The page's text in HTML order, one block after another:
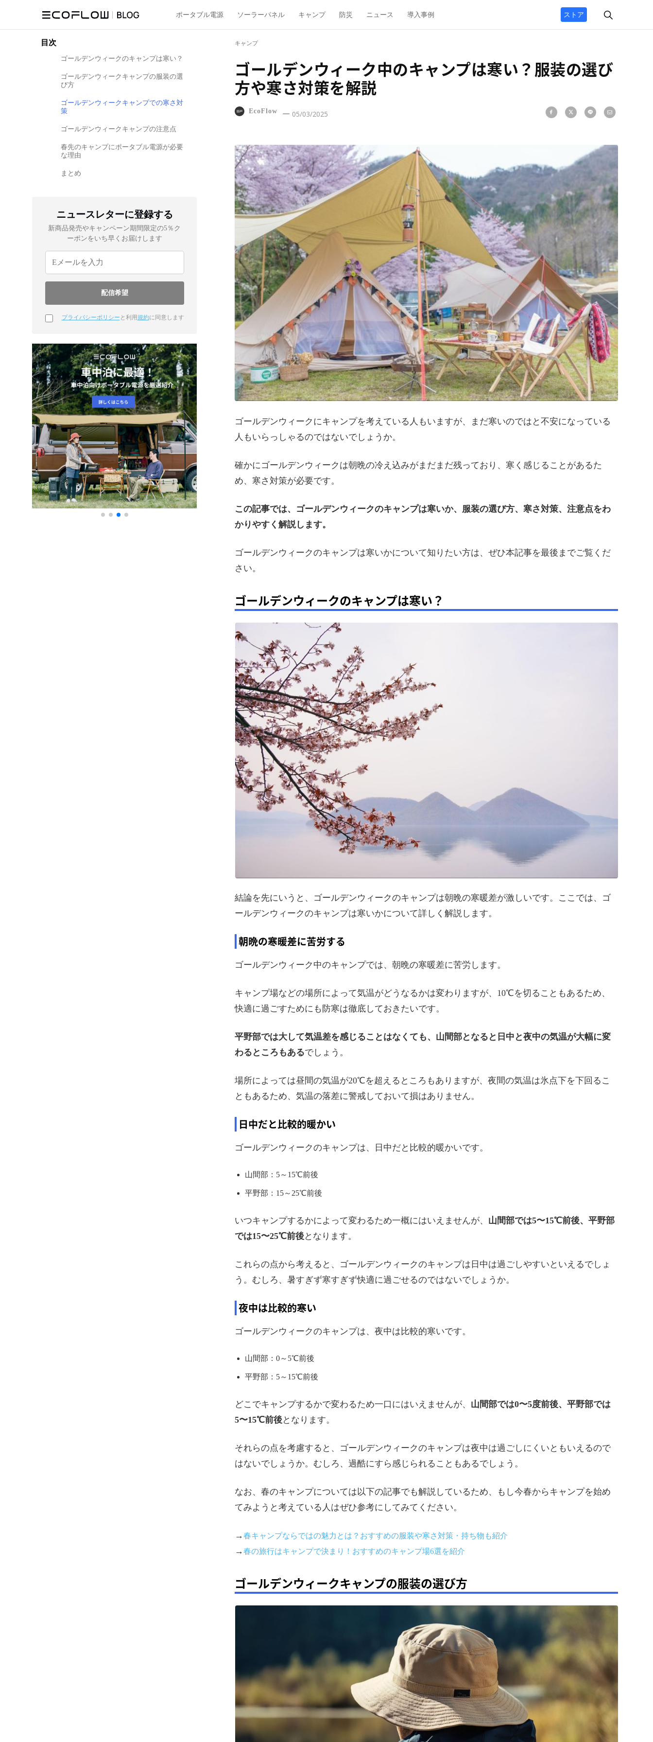
ポータブル電源 ソーラーパネル キャンプ 防災 ニュース 導入事例 ストア
目次
ゴールデンウィークのキャンプは寒い？
ゴールデンウィークキャンプの服装の選
び方
ゴールデンウィークキャンプでの寒さ対
策
ゴールデンウィークキャンプの注意点
春先のキャンプにポータブル電源が必要
な理由
まとめ
ニュースレターに登録する
新商品発売やキャンペーン期間限定の5％ク
ーポンをいち早くお届けします
プライバシーポリシー と利用規約に同意します
キャンプ
ゴールデンウィーク中のキャンプは寒い？服装の選び
方や寒さ対策を解説
EcoFlow 05/03/2025
ゴールデンウィークにキャンプを考えている人もいますが、まだ寒いのではと不安になっている
人もいらっしゃるのではないでしょうか。
確かにゴールデンウィークは朝晩の冷え込みがまだまだ残っており、寒く感じることがあるた
め、寒さ対策が必要です。
この記事では、ゴールデンウィークのキャンプは寒いか、服装の選び方、寒さ対策、注意点をわ
かりやすく解説します。
ゴールデンウィークのキャンプは寒いかについて知りたい方は、ぜひ本記事を最後までご覧くだ
さい。
ゴールデンウィークのキャンプは寒い？
結論を先にいうと、ゴールデンウィークのキャンプは朝晩の寒暖差が激しいです。ここでは、ゴ
ールデンウィークのキャンプは寒いかについて詳しく解説します。
朝晩の寒暖差に苦労する
ゴールデンウィーク中のキャンプでは、朝晩の寒暖差に苦労します。
キャンプ場などの場所によって気温がどうなるかは変わりますが、10℃を切ることもあるため、
快適に過ごすためにも防寒は徹底しておきたいです。
平野部では大して気温差を感じることはなくても、山間部となると日中と夜中の気温が大幅に変
わるところもあるでしょう。
場所によっては昼間の気温が20℃を超えるところもありますが、夜間の気温は氷点下を下回るこ
ともあるため、気温の落差に警戒しておいて損はありません。
日中だと比較的暖かい
ゴールデンウィークのキャンプは、日中だと比較的暖かいです。
山間部：5～15℃前後
平野部：15～25℃前後
いつキャンプするかによって変わるため一概にはいえませんが、 山間部では5〜15℃前後、平野部
では15〜25℃前後となります。
これらの点から考えると、ゴールデンウィークのキャンプは日中は過ごしやすいといえるでしょ
う。むしろ、暑すぎず寒すぎず快適に過ごせるのではないでしょうか。
夜中は比較的寒い
ゴールデンウィークのキャンプは、夜中は比較的寒いです。
山間部：0～5℃前後
平野部：5～15℃前後
どこでキャンプするかで変わるため一口にはいえませんが、 山間部では0〜5度前後、平野部では
5〜15℃前後となります。
それらの点を考慮すると、ゴールデンウィークのキャンプは夜中は過ごしにくいともいえるので
はないでしょうか。むしろ、過酷にすら感じられることもあるでしょう。
なお、春のキャンプについては以下の記事でも解説しているため、もし今春からキャンプを始め
てみようと考えている人はぜひ参考にしてみてください。
→春キャンプならではの魅力とは？おすすめの服装や寒さ対策・持ち物も紹介
→春の旅行はキャンプで決まり！おすすめのキャンプ場6選を紹介
ゴールデンウィークキャンプの服装の選び方